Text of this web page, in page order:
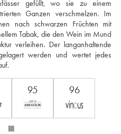
gefüllt, wo sie zu einem
Ganzen verschmelzen. Im
nach schwarzen Früchten mit
Tabak, die den Wein im Mund
verleihen. Der langanhaltende
werden und wertet jedes
95 96